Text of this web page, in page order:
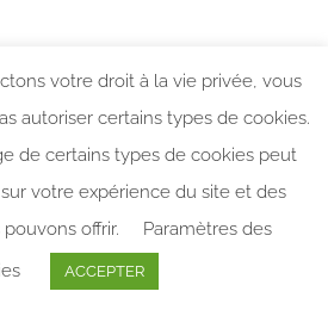
que
?
se
de
votre droit à la vie privée, vous
autoriser certains types de cookies.
de certains types de cookies peut
votre expérience du site et des
offrir.
Paramètres des
ACCEPTER